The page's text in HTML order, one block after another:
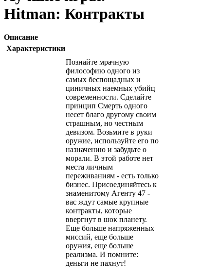
Hitman: Контракты
Описание
Характеристики
Познайте мрачную
философию одного из
самых беспощадных и
циничных наемных убийц
современности. Сделайте
принцип Смерть одного
несет благо другому своим
страшным, но честным
девизом. Возьмите в руки
оружие, используйте его по
назначению и забудьте о
морали. В этой работе нет
места личным
переживаниям - есть только
бизнес. Присоединяйтесь к
знаменитому Агенту 47 -
вас ждут самые крупные
контракты, которые
ввергнут в шок планету.
Еще больше напряженных
миссий, еще больше
оружия, еще больше
реализма. И помните:
деньги не пахнут!